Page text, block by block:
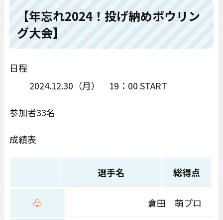
【年忘れ2024！投げ納めボウリン
グ大会】
日程
2024.12.30（月） 19：00 START
参加者33名
成績表
選手名 総得点
♧ 倉田 萌プロ